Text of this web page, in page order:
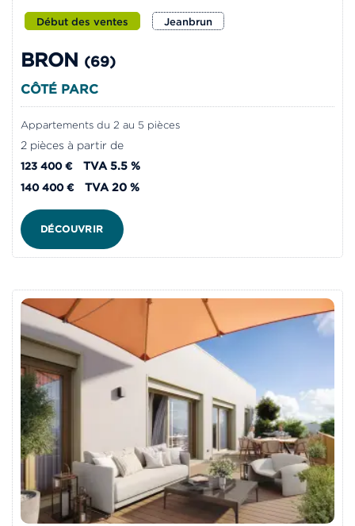
Début des ventes Jeanbrun
BRON (69)
CÔTÉ PARC
Appartements du 2 au 5 pièces
2 pièces à partir de
123 400 € TVA 5.5 %
140 400 € TVA 20 %
DÉCOUVRIR